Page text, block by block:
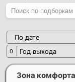
По дате
0 Год выхода
Зона